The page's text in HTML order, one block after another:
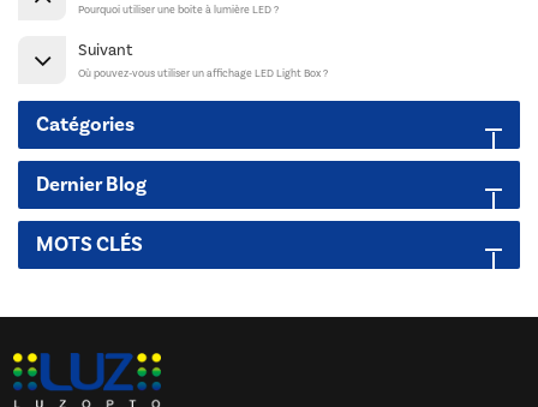
Pourquoi utiliser une boite à lumière LED ?
Suivant
Où pouvez-vous utiliser un affichage LED Light Box ?
Catégories
Dernier Blog
MOTS CLÉS